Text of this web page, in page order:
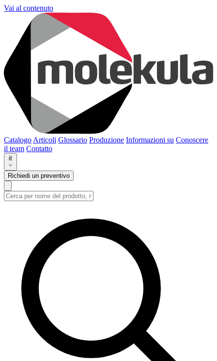
Vai al contenuto
Catalogo Articoli Glossario Produzione Informazioni su Conoscere
il team Contatto
it
Richiedi un preventivo